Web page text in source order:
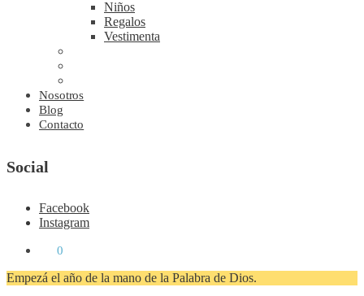
Niños
Regalos
Vestimenta
Nosotros
Blog
Contacto
Social
Facebook
Instagram
0
Empezá el año de la mano de la Palabra de Dios.